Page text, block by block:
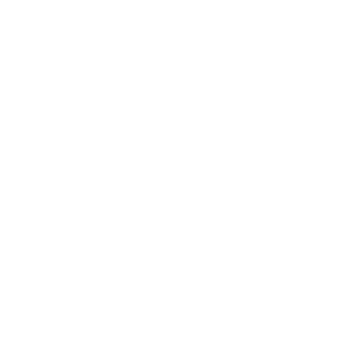
are used to help us analyze how the website is used and to offer